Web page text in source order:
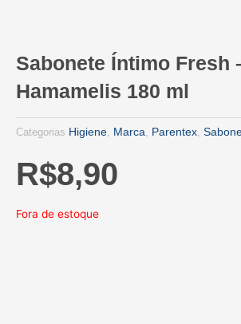
Sabonete Íntimo Fresh
Hamamelis 180 ml
Categorias Higiene, Marca, Parentex,
R$8,90
Fora de estoque